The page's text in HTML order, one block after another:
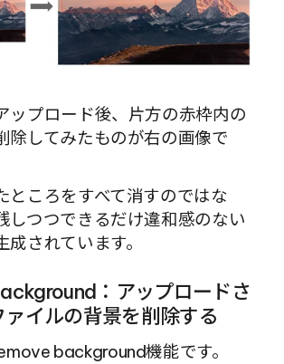
ップロード後、片方の赤枠内の
除してみたものが右の画像で
ところをすべて消すのではな
しつつできるだけ違和感のない
成されています。
：アップロードさ
イルの背景を削除する
background機能です。